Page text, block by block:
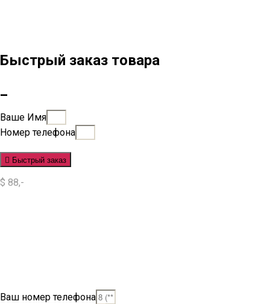
Быстрый заказ товара
Ваше Имя
Номер телефона
Быстрый заказ
$ 88,-
Ваш номер телефона